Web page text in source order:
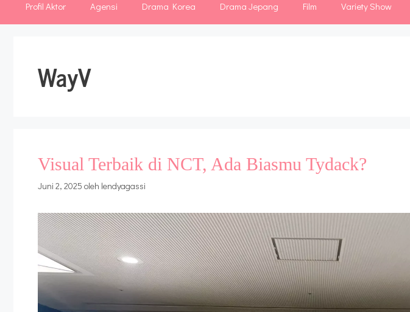
Profil Aktor Agensi Drama Korea Drama Jepang Film Variety Show
WayV
Visual Terbaik di NCT, Ada Biasmu Tydack?
Juni 2, 2025 oleh lendyagassi